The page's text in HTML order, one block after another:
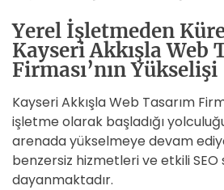
Yerel İşletmeden
Kayseri Akkışla Web
Firması’nın Yükselişi
Kayseri Akkışla Web Tasarım
işletme olarak başladığı
arenada yükselmeye devam
benzersiz hizmetleri ve etkili
dayanmaktadır.